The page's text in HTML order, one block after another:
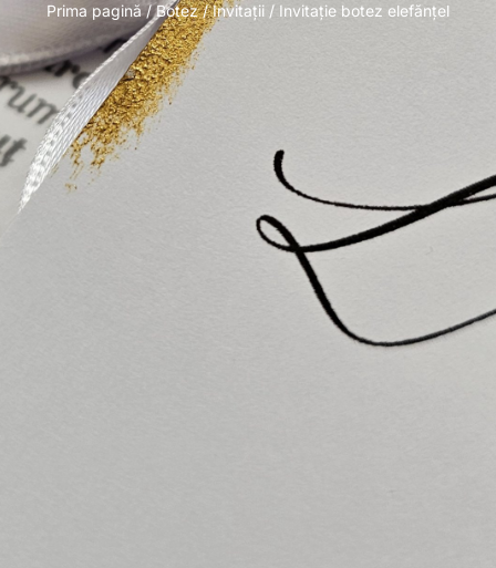
Prima pagină/Botez/Invitații / Invitație botez elefănțel